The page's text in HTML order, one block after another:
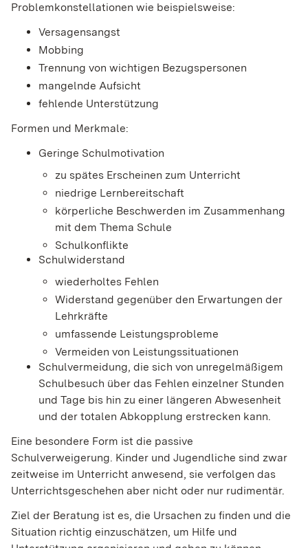
Problemkonstellationen wie beispielsweise:
Versagensangst
Mobbing
Trennung von wichtigen Bezugspersonen
mangelnde Aufsicht
fehlende Unterstützung
Formen und Merkmale:
Geringe Schulmotivation
zu spätes Erscheinen zum Unterricht
niedrige Lernbereitschaft
körperliche Beschwerden im Zusammenhang
mit dem Thema Schule
Schulkonflikte
Schulwiderstand
wiederholtes Fehlen
Widerstand gegenüber den Erwartungen der
Lehrkräfte
umfassende Leistungsprobleme
Vermeiden von Leistungssituationen
Schulvermeidung, die sich von unregelmäßigem
Schulbesuch über das Fehlen einzelner Stunden
und Tage bis hin zu einer längeren Abwesenheit
und der totalen Abkopplung erstrecken kann.
Eine besondere Form ist die passive
Schulverweigerung. Kinder und Jugendliche sind zwar
zeitweise im Unterricht anwesend, sie verfolgen das
Unterrichtsgeschehen aber nicht oder nur rudimentär.
Ziel der Beratung ist es, die Ursachen zu finden und die
Situation richtig einzuschätzen, um Hilfe und